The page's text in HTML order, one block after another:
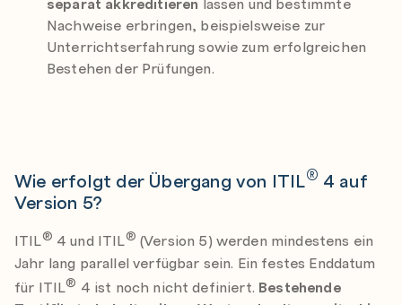
Nachweise erbringen, beispielsweise zur
Unterrichtserfahrung sowie zum erfolgreichen
Bestehen der Prüfungen.
Wie erfolgt der Übergang von ITIL ® 4 auf
Version 5?
ITIL® 4 und ITIL® (Version 5) werden mindestens ein
Jahr lang parallel verfügbar sein. Ein festes Enddatum
für ITIL® 4 ist noch nicht definiert. Bestehende